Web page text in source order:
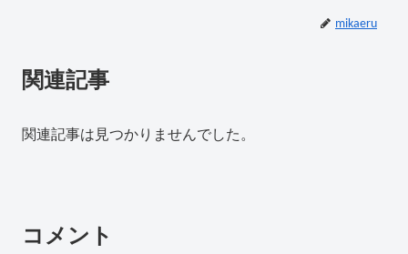
mikaeru
関連記事
関連記事は見つかりませんでした。
コメント